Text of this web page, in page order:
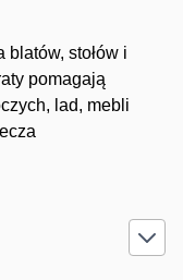
stołów i
pomagają
lad, mebli